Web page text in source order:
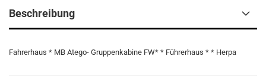
Beschreibung
Fahrerhaus * MB Atego- Gruppenkabine FW* * Führerhaus * * Herpa